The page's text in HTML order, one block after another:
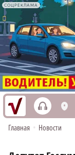
СОЦРЕКЛАМА
h L
Главная • Новости